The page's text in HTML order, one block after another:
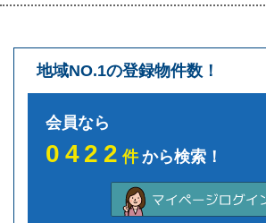
地域NO.1の登録物件数！
会員なら
0422件から検索！